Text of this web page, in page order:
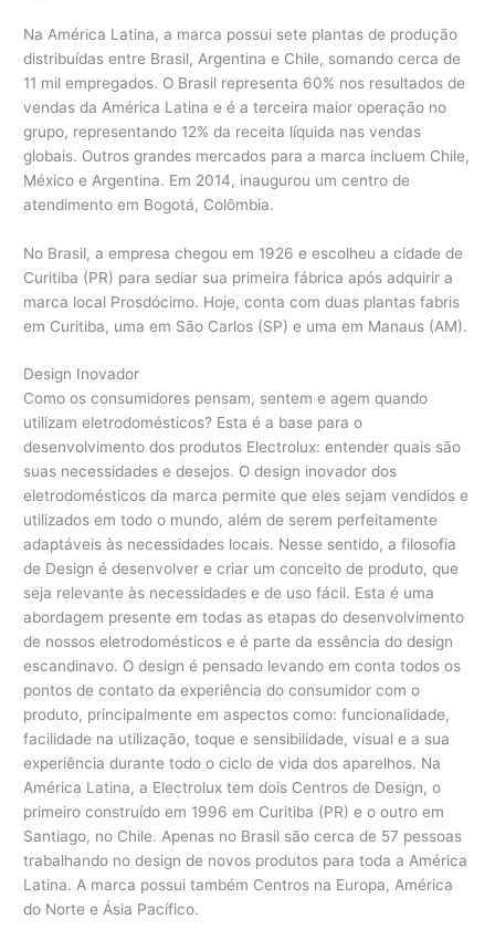
Na América Latina, a marca possui sete plantas de produção
distribuídas entre Brasil, Argentina e Chile, somando cerca de
11 mil empregados. O Brasil representa 60% nos resultados de
vendas da América Latina e é a terceira maior operação no
grupo, representando 12% da receita líquida nas vendas
globais. Outros grandes mercados para a marca incluem Chile,
México e Argentina. Em 2014, inaugurou um centro de
atendimento em Bogotá, Colômbia.
No Brasil, a empresa chegou em 1926 e escolheu a cidade de
Curitiba (PR) para sediar sua primeira fábrica após adquirir a
marca local Prosdócimo. Hoje, conta com duas plantas fabris
em Curitiba, uma em São Carlos (SP) e uma em Manaus (AM).
Design Inovador
Como os consumidores pensam, sentem e agem quando
utilizam eletrodomésticos? Esta é a base para o
desenvolvimento dos produtos Electrolux: entender quais são
suas necessidades e desejos. O design inovador dos
eletrodomésticos da marca permite que eles sejam vendidos e
utilizados em todo o mundo, além de serem perfeitamente
adaptáveis às necessidades locais. Nesse sentido, a filosofia
de Design é desenvolver e criar um conceito de produto, que
seja relevante às necessidades e de uso fácil. Esta é uma
abordagem presente em todas as etapas do desenvolvimento
de nossos eletrodomésticos e é parte da essência do design
escandinavo. O design é pensado levando em conta todos os
pontos de contato da experiência do consumidor com o
produto, principalmente em aspectos como: funcionalidade,
facilidade na utilização, toque e sensibilidade, visual e a sua
experiência durante todo o ciclo de vida dos aparelhos. Na
América Latina, a Electrolux tem dois Centros de Design, o
primeiro construído em 1996 em Curitiba (PR) e o outro em
Santiago, no Chile. Apenas no Brasil são cerca de 57 pessoas
trabalhando no design de novos produtos para toda a América
Latina. A marca possui também Centros na Europa, América
do Norte e Ásia Pacífico.